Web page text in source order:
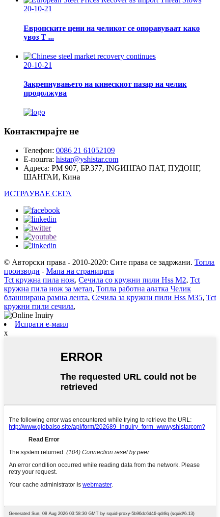
20-10-21
Европските цени на челикот се опоравуваат како
увоз Т ...
20-10-21
Закрепнувањето на кинескиот пазар на челик
продолжува
Контактирајте не
Телефон: 0086 21 61052109
Е-пошта: histar@yshistar.com
Адреса: РМ 907, БР.377, INGИНГАО ПАТ, ПУДОНГ,
ШАНГАИ, Кина
ИСТРАУВАЕ СЕГА
© Авторски права - 2010-2020: Сите права се задржани. Топла
производи - Мапа на страницата
Tct кружна пила нож, Сечила со кружни пили Hss M2, Tct
кружна пила нож за метал, Топла работна алатка Челик
бланширана рамна лента, Сечила за кружни пили Hss M35, Tct
кружни пили сечила,
Испрати е-маил
x